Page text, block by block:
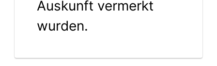
Auskunft vermerkt
wurden.